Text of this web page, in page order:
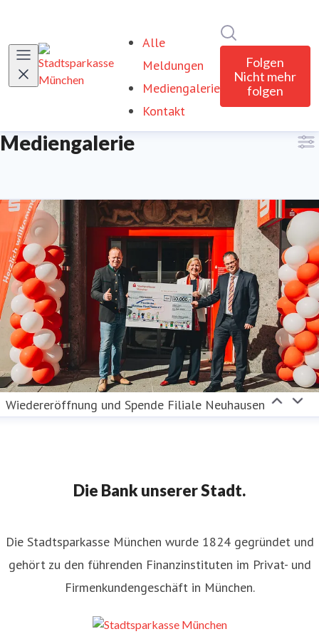
Alle
Meldungen
Mediengalerie
Kontakt
Folgen
Nicht mehr
folgen
Mediengalerie
Wiedereröffnung und Spende Filiale Neuhausen
Die Bank unserer Stadt.
Die Stadtsparkasse München wurde 1824 gegründet und
gehört zu den führenden Finanzinstituten im Privat- und
Firmenkundengeschäft in München.